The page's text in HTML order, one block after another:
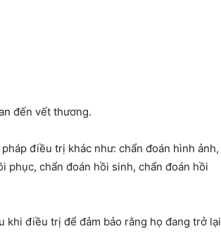
đến vết thương.
điều trị khác như: chẩn đoán hình ảnh,
phục, chẩn đoán hồi sinh, chẩn đoán hồi
khi điều trị để đảm bảo rằng họ đang trở lại